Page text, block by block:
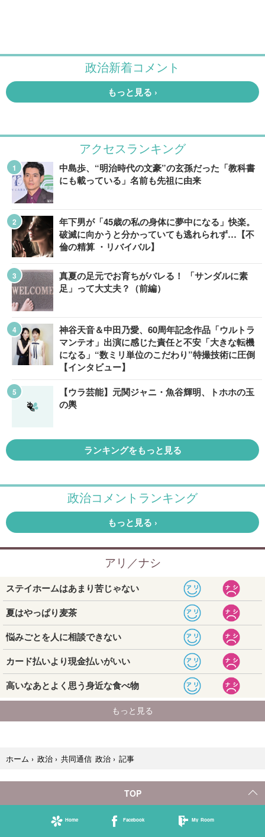
アクセスランキング
中島歩、“明治時代の文豪”の玄孫だった「教科書
にも載っている」名前も先祖に由来
年下男が「45歳の私の身体に夢中になる」快楽。
破滅に向かうと分かっていても逃れられず…【不
倫の精算 ・リバイバル】
真夏の足元でお育ちがバレる！ 「サンダルに素
足」って大丈夫？（前編）
神谷天音＆中田乃愛、60周年記念作品「ウルトラ
マンテオ」出演に感じた責任と不安「大きな転機
になる」“数ミリ単位のこだわり”特撮技術に圧倒
【インタビュー】
【ウラ芸能】元関ジャニ・魚谷輝明、トホホの玉
の輿
ランキングをもっと見る
ホーム › 政治 › 共同通信 政治 › 記事
TOP
Home Facebook My Room